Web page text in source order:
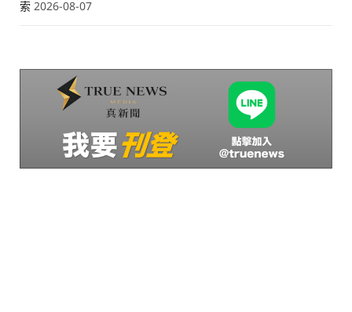
索 2026-08-07